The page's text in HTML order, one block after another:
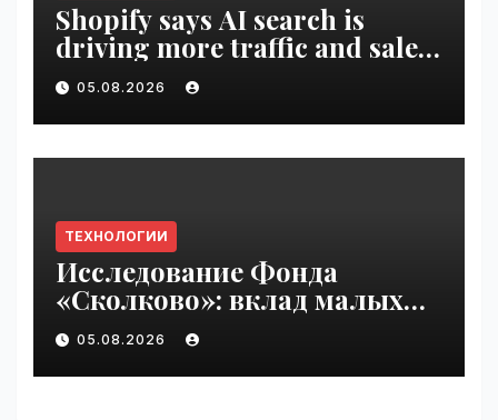
Shopify says AI search is
driving more traffic and sales,
not replacing Google |
VseTime.ru
05.08.2026
ТЕХНОЛОГИИ
Исследование Фонда
«Сколково»: вклад малых
технологических компаний
в добавленную стоимость
высокотеха вырос вдвое за
05.08.2026